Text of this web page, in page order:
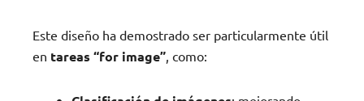
Este diseño ha demostrado ser particularmente útil
en tareas “for image” , como: